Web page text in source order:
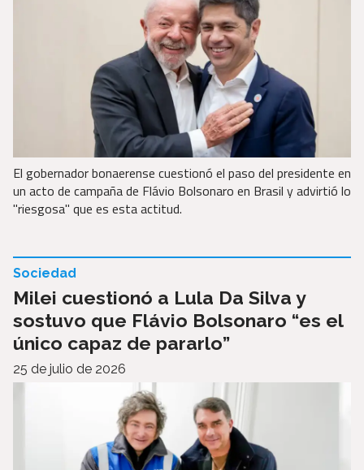
El gobernador bonaerense cuestionó el paso del presidente en
un acto de campaña de Flávio Bolsonaro en Brasil y advirtió lo
"riesgosa" que es esta actitud.
Milei cuestionó a Lula Da Silva y
sostuvo que Flávio Bolsonaro “es el
único capaz de pararlo”
Sociedad
25 de julio de 2026